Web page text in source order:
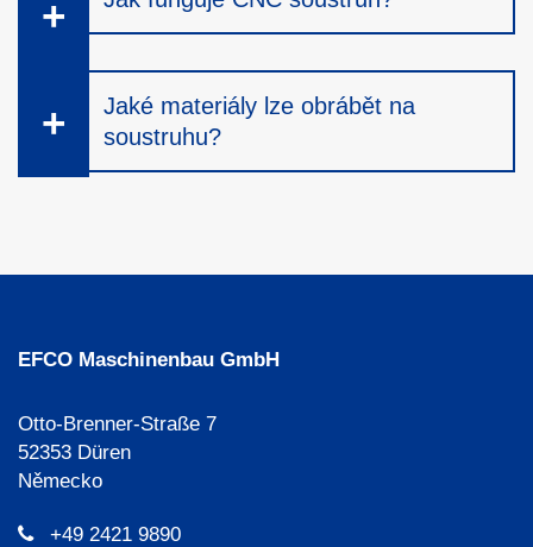
Jaké materiály lze obrábět na
soustruhu?
EFCO Maschinenbau GmbH
Otto-Brenner-Straße 7
52353 Düren
Německo
+49 2421 9890